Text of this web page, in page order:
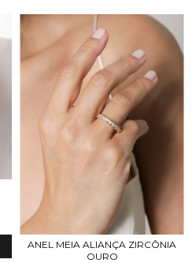
ANEL MEIA ALIANÇA ZIRCÔNIA
OURO